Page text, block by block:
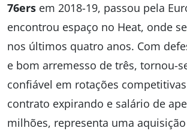
76ers em 2018-19, passou pela
encontrou espaço no Heat, onde
nos últimos quatro anos. Com
e bom arremesso de três, tornou-
confiável em rotações
contrato expirando e salário de
milhões, representa uma